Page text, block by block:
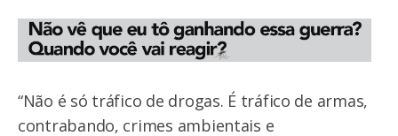
“Não é só tráfico de drogas. É tráfico de armas,
contrabando, crimes ambientais e